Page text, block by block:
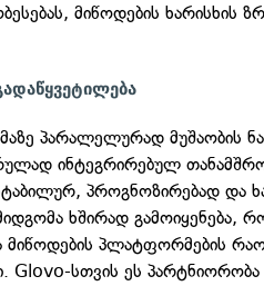
მიწოდების ხარისხის
პარალელურად მუშაობის
ინტეგრირებულ
პროგნოზირებად და
ხშირად გამოიყენება,
მიწოდების პლატფორმების
Glovo-სთვის ეს